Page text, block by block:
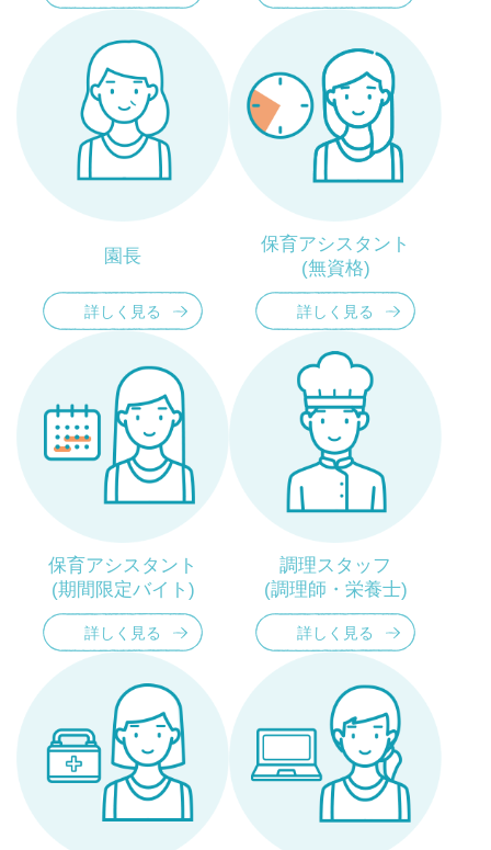
園長
詳しく見る
保育アシスタント
(無資格)
詳しく見る
保育アシスタント
(期間限定バイト)
詳しく見る
調理スタッフ
(調理師・栄養士)
詳しく見る